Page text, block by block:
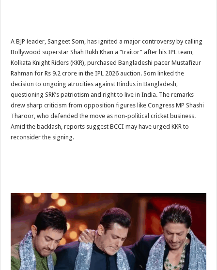
A BJP leader, Sangeet Som, has ignited a major controversy by calling
Bollywood superstar Shah Rukh Khan a “traitor” after his IPL team,
Kolkata Knight Riders (KKR), purchased Bangladeshi pacer Mustafizur
Rahman for Rs 9.2 crore in the IPL 2026 auction. Som linked the
decision to ongoing atrocities against Hindus in Bangladesh,
questioning SRK’s patriotism and right to live in India. The remarks
drew sharp criticism from opposition figures like Congress MP Shashi
Tharoor, who defended the move as non-political cricket business.
Amid the backlash, reports suggest BCCI may have urged KKR to
reconsider the signing.